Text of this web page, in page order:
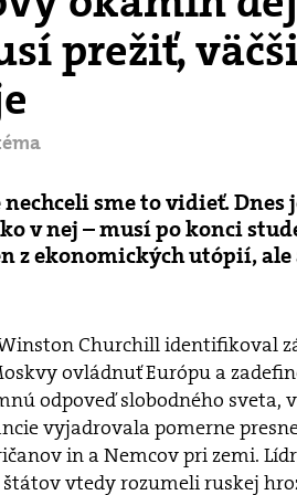
prežiť,
sme to vidieť. Dnes
v nej – musí po konci
z ekonomických utópií, ale
Churchill identifikoval
ovládnuť Európu a
odpoveď slobodného sveta,
vyjadrovala pomerne
in a Nemcov pri zemi.
vtedy rozumeli ruskej